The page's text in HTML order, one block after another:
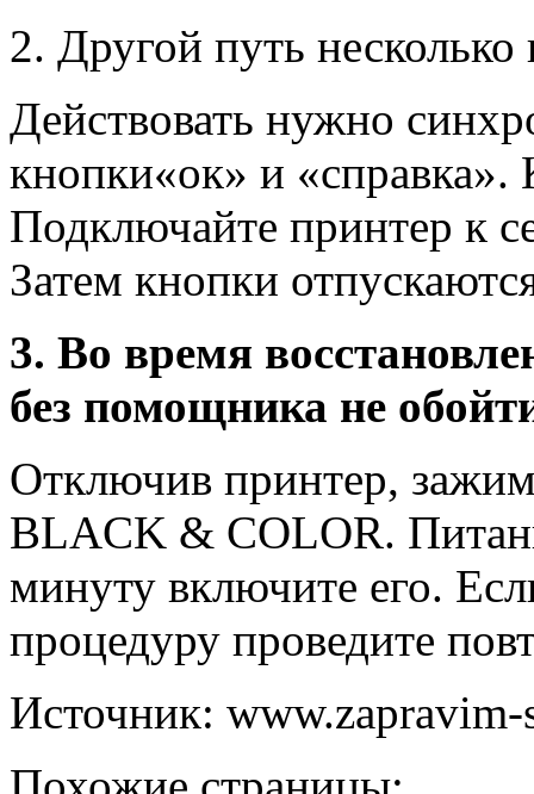
2. Другой путь несколько
Действовать нужно
кнопки«ок» и «справка».
Подключайте принтер к
Затем кнопки
3. Во время
без помощника не
Отключив принтер,
BLACK & COLOR.
минуту включите его.
процедуру проведите
Источник: www.zapravim-